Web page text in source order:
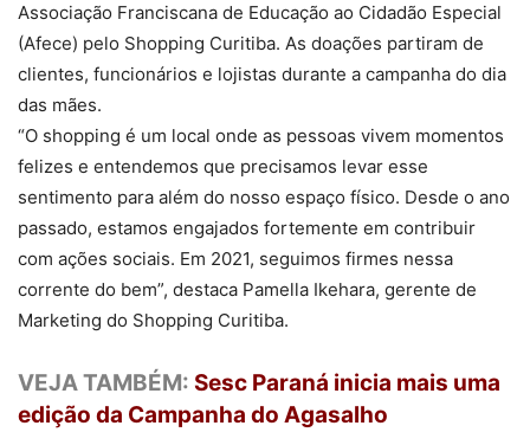
Associação Franciscana de Educação ao Cidadão Especial
(Afece) pelo Shopping Curitiba. As doações partiram de
clientes, funcionários e lojistas durante a campanha do dia
das mães.
“O shopping é um local onde as pessoas vivem momentos
felizes e entendemos que precisamos levar esse
sentimento para além do nosso espaço físico. Desde o ano
passado, estamos engajados fortemente em contribuir
com ações sociais. Em 2021, seguimos firmes nessa
corrente do bem”, destaca Pamella Ikehara, gerente de
Marketing do Shopping Curitiba.
VEJA TAMBÉM: Sesc Paraná inicia mais uma
edição da Campanha do Agasalho